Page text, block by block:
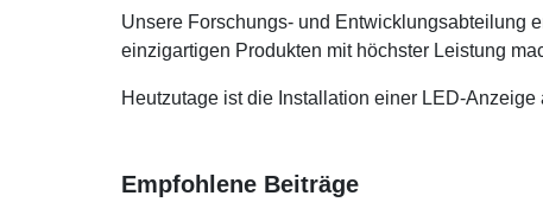
Unsere Forschungs- und Entwicklungsabteilung
einzigartigen Produkten mit höchster Leistung
Heutzutage ist die Installation einer LED-
Empfohlene Beiträge